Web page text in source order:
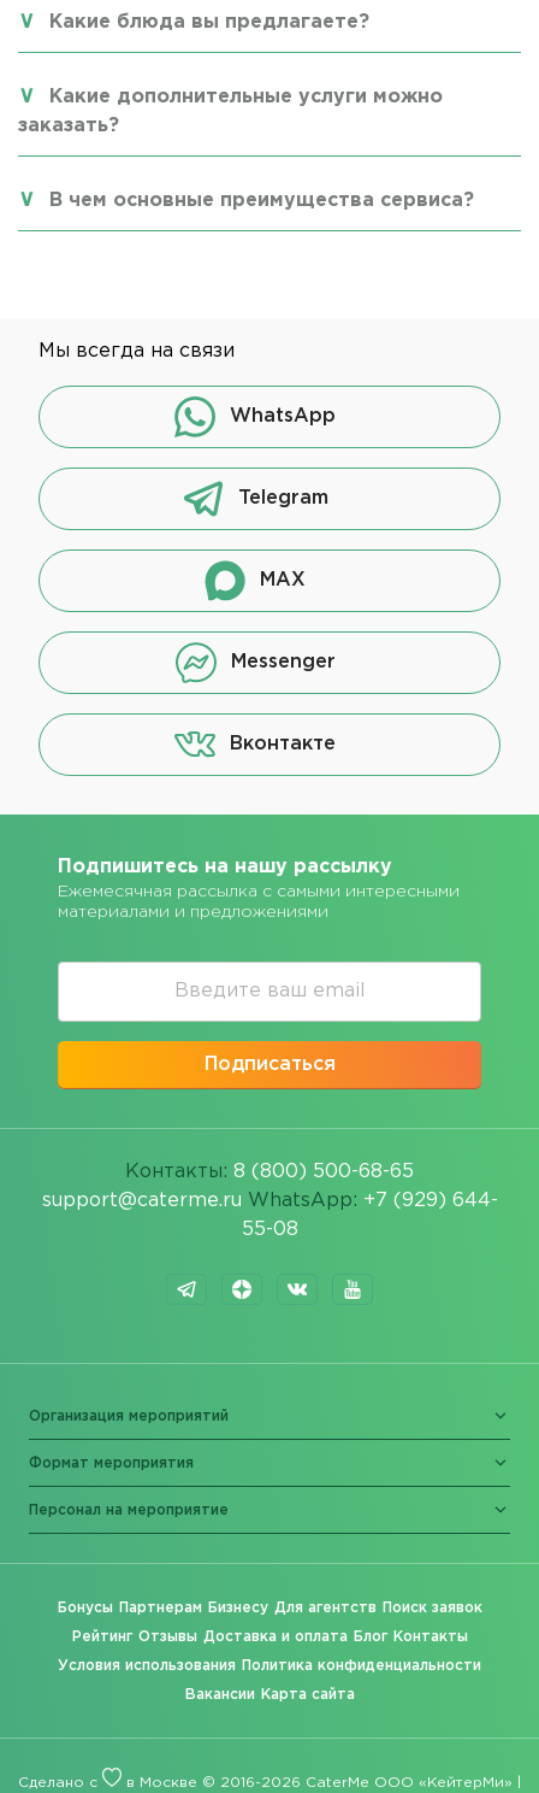
Какие блюда вы предлагаете?
Какие дополнительные услуги можно
заказать?
В чем основные преимущества сервиса?
Мы всегда на связи
WhatsApp
Telegram
MAX
Messenger
Вконтакте
Подпишитесь на нашу рассылку
Ежемесячная рассылка с самыми интересными
материалами и предложениями
Подписаться
Контакты: 8 (800) 500-68-65
support@caterme.ru WhatsApp: +7 (929) 644-
55-08
Организация мероприятий
Формат мероприятия
Персонал на мероприятие
Бонусы Партнерам Бизнесу Для агентств Поиск заявок
Рейтинг Отзывы Доставка и оплата Блог Контакты
Условия использования Политика конфиденциальности
Вакансии Карта сайта
Сделано с в Москве © 2016-2026 CaterMe ООО «КейтерМи» |